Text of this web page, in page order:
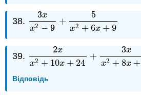
38.
3x
x2 − 9
+
5
x2 + 6x + 9
3xx2−9 +5 x2+6x+9
39.
2x
x2 + 10x + 24
+
3x
x2 + 8x +
2xx2+10x+24+ 3x x2+8x+16
Відповідь